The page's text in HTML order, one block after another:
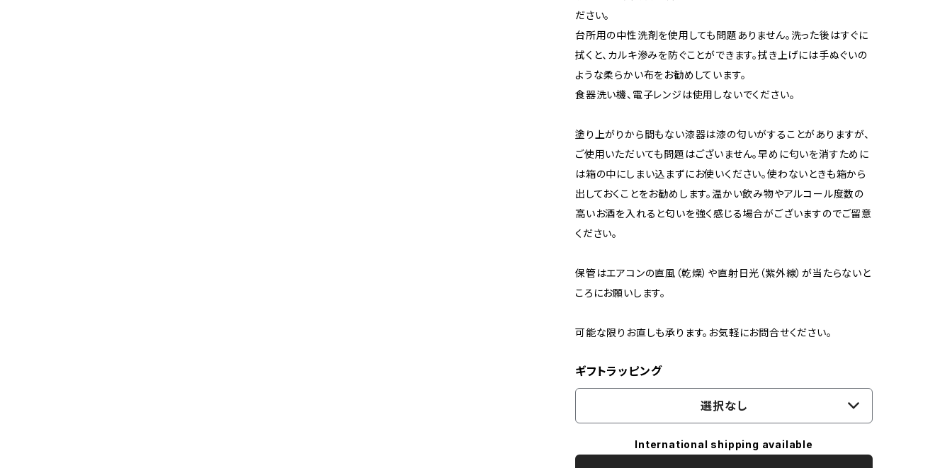
ださい。
台所用の中性洗剤を使用しても問題ありません。洗った後はすぐに
拭くと、カルキ滲みを防ぐことができます。拭き上げには手ぬぐいの
ような柔らかい布をお勧めしています。
食器洗い機、電子レンジは使用しないでください。
塗り上がりから間もない漆器は漆の匂いがすることがありますが、
ご使用いただいても問題はございません。早めに匂いを消すために
は箱の中にしまい込まずにお使いください。使わないときも箱から
出しておくことをお勧めします。温かい飲み物やアルコール度数の
高いお酒を入れると匂いを強く感じる場合がございますのでご留意
ください。
保管はエアコンの直風（乾燥）や直射日光（紫外線）が当たらないと
ころにお願いします。
可能な限りお直しも承ります。お気軽にお問合せください。
ギフトラッピング
選択なし
International shipping available